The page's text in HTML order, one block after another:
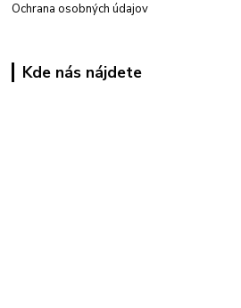
Ochrana osobných údajov
Kde nás nájdete